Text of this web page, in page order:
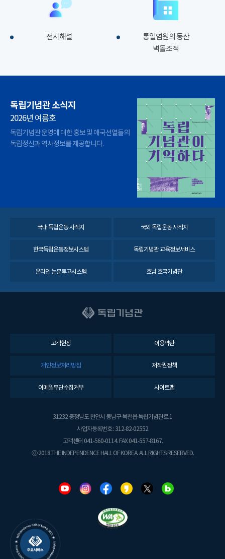
전시해설
통일염원의 동산
벽돌조적
독립기념관 소식지
2026년 여름호
독립기념관 운영에 대한 홍보 및 애국선열들의
독립정신과 역사정보를 제공합니다.
국내 독립운동 사적지 국외 독립운동 사적지
한국독립운동정보시스템 독립기념관 교육정보서비스
온라인 논문투고시스템 호남 호국기념관
고객헌장 이용약관
개인정보처리방침 저작권정책
이메일무단수집거부 사이트맵
31232 충청남도 천안시 동남구 목천읍 독립기념관로 1
사업자등록번호 : 312-82-02552
고객센터 041-560-0114. FAX 041-557-8167.
ⓒ 2018 THE INDEPENDENCE HALL OF KOREA. ALL RIGHTS RESERVED.